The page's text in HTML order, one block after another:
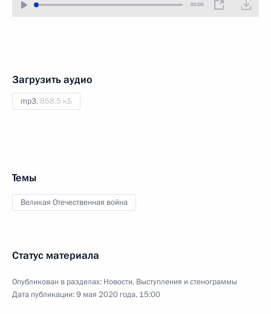
00:00
Загрузить аудио
mp3,858.5 кБ
Темы
Великая Отечественная война
Статус материала
Опубликован в разделах: Новости, Выступления и стенограммы
Дата публикации:9 мая 2020 года, 15:00